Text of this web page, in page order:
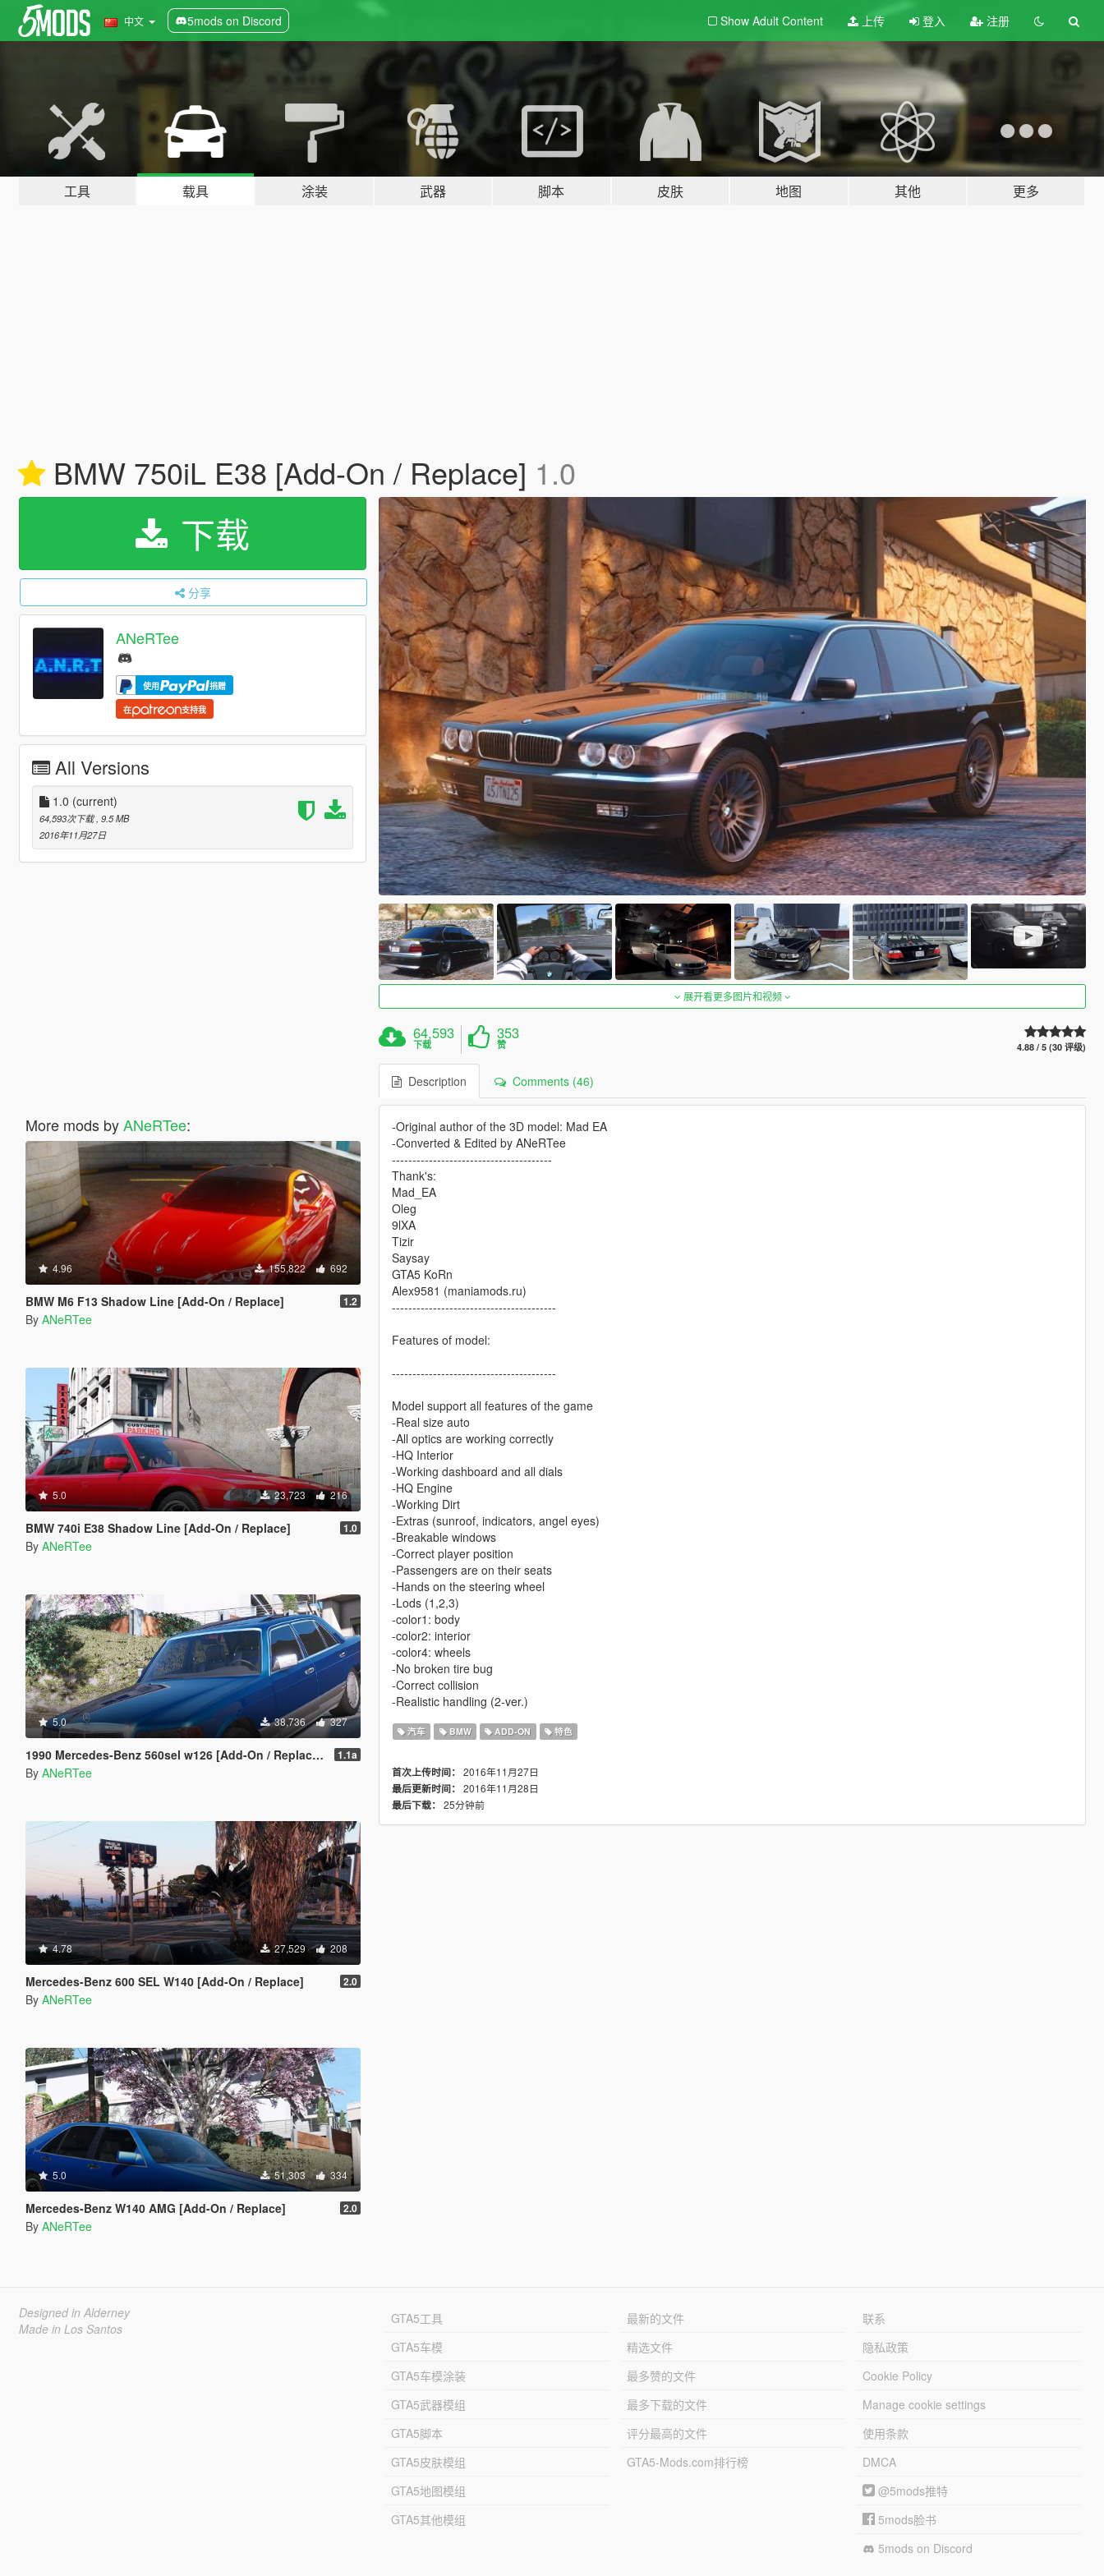
中文 5mods on Discord Show Adult Content 上传 登入 注册
工具 载具 涂装 武器 脚本 皮肤 地图 其他 更多
BMW 750iL E38 [Add-On / Replace] 1.0
下载
分享
ANeRTee
使用 捐赠
在 支持我
All Versions
1.0 (current)
64,593次下载 , 9.5 MB
2016年11月27日
More mods byANeRTee:
4.96 155,822 692
BMW M6 F13 Shadow Line [Add-On / Replace] 1.2
By ANeRTee
5.0 23,723 216
BMW 740i E38 Shadow Line [Add-On / Replace] 1.0
By ANeRTee
5.0 38,736 327
1990 Mercedes-Benz 560sel w126 [Add-On / Replace | Animated] 1.1a
By ANeRTee
4.78 27,529 208
Mercedes-Benz 600 SEL W140 [Add-On / Replace] 2.0
By ANeRTee
5.0 51,303 334
Mercedes-Benz W140 AMG [Add-On / Replace] 2.0
By ANeRTee
展开看更多图片和视频
64,593
下载
353
赞 4.88 / 5 (30 评级)
Description Comments (46)
-Original author of the 3D model: Mad EA
-Converted & Edited by ANeRTee
---------------------------------------
Thank's:
Mad_EA
Oleg
9lXA
Tizir
Saysay
GTA5 KoRn
Alex9581 (maniamods.ru)
----------------------------------------
Features of model:
----------------------------------------
Model support all features of the game
-Real size auto
-All optics are working correctly
-HQ Interior
-Working dashboard and all dials
-HQ Engine
-Working Dirt
-Extras (sunroof, indicators, angel eyes)
-Breakable windows
-Correct player position
-Passengers are on their seats
-Hands on the steering wheel
-Lods (1,2,3)
-color1: body
-color2: interior
-color4: wheels
-No broken tire bug
-Correct collision
-Realistic handling (2-ver.)
汽车 BMW ADD-ON 特色
首次上传时间： 2016年11月27日
最后更新时间： 2016年11月28日
最后下载： 25分钟前
Designed in Alderney
Made in Los Santos
GTA5工具
GTA5车模
GTA5车模涂装
GTA5武器模组
GTA5脚本
GTA5皮肤模组
GTA5地图模组
GTA5其他模组
最新的文件
精选文件
最多赞的文件
最多下载的文件
评分最高的文件
GTA5-Mods.com排行榜
联系
隐私政策
Cookie Policy
Manage cookie settings
使用条款
DMCA
@5mods推特
5mods脸书
5mods on Discord